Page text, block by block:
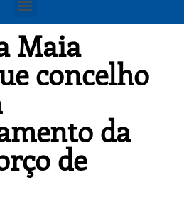
Maia
concelho
da
de